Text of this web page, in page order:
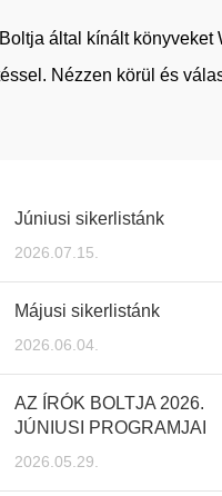
által kínált könyveket
Nézzen körül és
Júniusi sikerlistánk
2026.07.15.
Májusi sikerlistánk
2026.06.04.
AZ ÍRÓK BOLTJA 2026.
JÚNIUSI PROGRAMJAI
2026.05.29.